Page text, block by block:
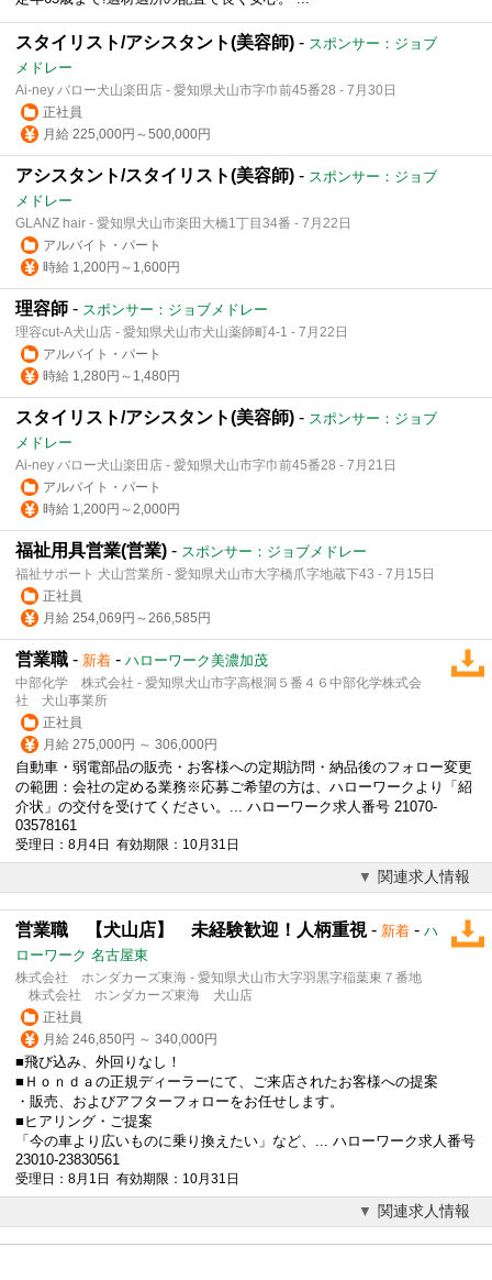
スタイリスト/アシスタント(美容師) - スポンサー：ジョブ
メドレー
Ai-ney バロー犬山楽田店 - 愛知県犬山市字巾前45番28 - 7月30日
正社員
月給 225,000円～500,000円
アシスタント/スタイリスト(美容師) - スポンサー：ジョブ
メドレー
GLANZ hair - 愛知県犬山市楽田大橋1丁目34番 - 7月22日
アルバイト・パート
時給 1,200円～1,600円
理容師 - スポンサー：ジョブメドレー
理容cut-A犬山店 - 愛知県犬山市犬山薬師町4-1 - 7月22日
アルバイト・パート
時給 1,280円～1,480円
スタイリスト/アシスタント(美容師) - スポンサー：ジョブ
メドレー
Ai-ney バロー犬山楽田店 - 愛知県犬山市字巾前45番28 - 7月21日
アルバイト・パート
時給 1,200円～2,000円
福祉用具営業(営業) - スポンサー：ジョブメドレー
福祉サポート 犬山営業所 - 愛知県犬山市大字橋爪字地蔵下43 - 7月15日
正社員
月給 254,069円～266,585円
営業職 - 新着 - ハローワーク美濃加茂
中部化学 株式会社 - 愛知県犬山市字高根洞５番４６中部化学株式会
社 犬山事業所
正社員
月給 275,000円 ～ 306,000円
自動車・弱電部品の販売・お客様への定期訪問・納品後のフォロー変更
の範囲：会社の定める業務※応募ご希望の方は、ハローワークより「紹
介状」の交付を受けてください。... ハローワーク求人番号 21070-
03578161
受理日：8月4日 有効期限：10月31日
関連求人情報
営業職 【犬山店】 未経験歓迎！人柄重視- 新着 - ハ
ローワーク 名古屋東
株式会社 ホンダカーズ東海 - 愛知県犬山市大字羽黒字稲葉東７番地
株式会社 ホンダカーズ東海 犬山店
正社員
月給 246,850円 ～ 340,000円
■飛び込み、外回りなし！
■Ｈｏｎｄａの正規ディーラーにて、ご来店されたお客様への提案
・販売、およびアフターフォローをお任せします。
■ヒアリング・ご提案
「今の車より広いものに乗り換えたい」など、... ハローワーク求人番号
23010-23830561
受理日：8月1日 有効期限：10月31日
関連求人情報